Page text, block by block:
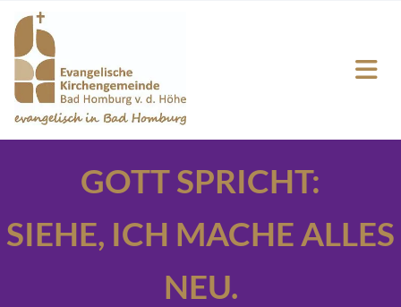
GOTT SPRICHT:
SIEHE, ICH MACHE ALLES
NEU.